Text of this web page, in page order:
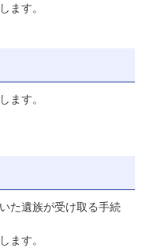
ます。
ます。
た遺族が受け取る手続
ます。